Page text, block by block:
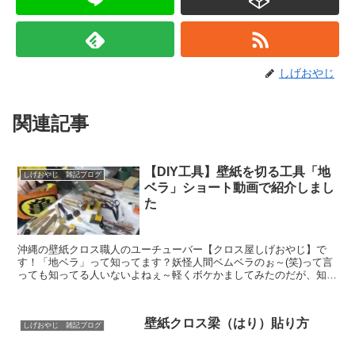
しげおやじ
関連記事
しげおやじ 雑記ブログ
【DIY工具】壁紙を切る工具「地
ベラ」ショート動画で紹介しまし
た
沖縄の壁紙クロス職人のユーチューバー【クロス屋しげおやじ】で
す！「地ベラ」って知ってます？妖怪人間ベムベラのぉ～(笑)って言
っても知ってる人いないよねぇ～軽くボケかましてみたのだが、知ら
に、巾木や廻り縁などなど、その切る部分にあてて定規のようにして
からカッターで切るという工具です。しかも、地ベラは壁紙と壁紙を
しげおやじ 雑記ブログ 壁紙クロス梁（はり）貼り方